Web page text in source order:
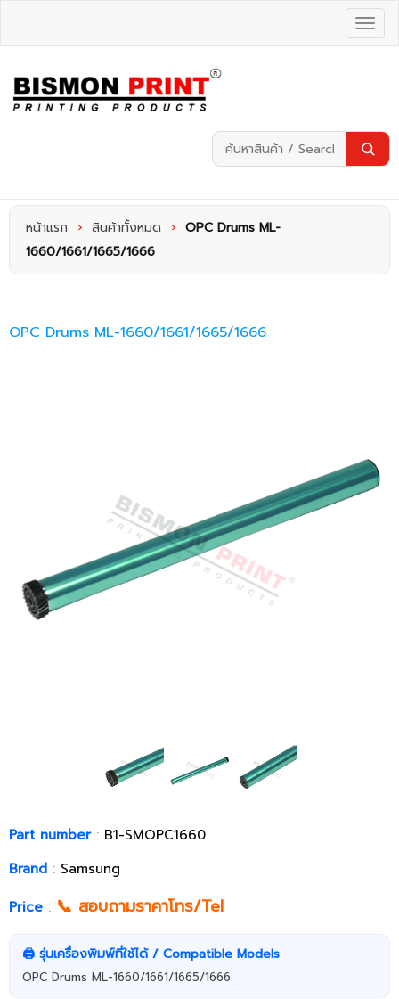
หน้าแรก › สินค้าทั้งหมด › OPC Drums ML-
1660/1661/1665/1666
OPC Drums ML-1660/1661/1665/1666
Part number: B1-SMOPC1660
Brand : Samsung
Price : 📞 สอบถามราคาโทร/Tel
🖨️ รุ่นเครื่องพิมพ์ที่ใช้ได้ / Compatible Models
OPC Drums ML-1660/1661/1665/1666